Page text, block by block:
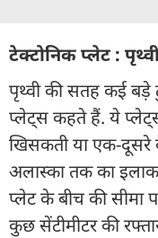
टेक्टोनिक प्लेट :
पृथ्वी की सतह कई बड़े
प्लेट्स कहते हैं. ये
खिसकती या एक-दूसरे
अलास्का तक का
प्लेट के बीच की सीमा
कुछ सेंटीमीटर की